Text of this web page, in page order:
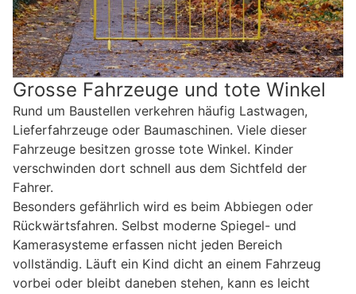
Grosse Fahrzeuge und tote Winkel
Rund um Baustellen verkehren häufig Lastwagen,
Lieferfahrzeuge oder Baumaschinen. Viele dieser
Fahrzeuge besitzen grosse tote Winkel. Kinder
verschwinden dort schnell aus dem Sichtfeld der
Fahrer.
Besonders gefährlich wird es beim Abbiegen oder
Rückwärtsfahren. Selbst moderne Spiegel- und
Kamerasysteme erfassen nicht jeden Bereich
vollständig. Läuft ein Kind dicht an einem Fahrzeug
vorbei oder bleibt daneben stehen, kann es leicht